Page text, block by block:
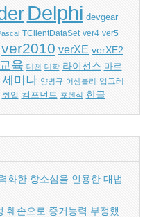
Delphi devgear
TClientDataSet ver4 ver5
ver2010 verXE verXE2
교육 대전 대학 라이선스 마르
세미나 양병규 어셈블리 업그레
취업 컴포넌트 포렌식 한글
화한 항소심을 인용한 대법
훼손으로 증거능력 부정했